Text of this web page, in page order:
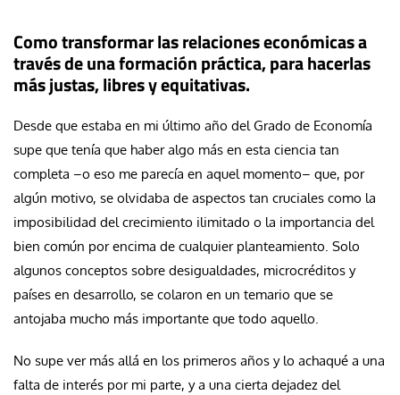
Como transformar las relaciones económicas a
través de una formación práctica, para hacerlas
más justas, libres y equitativas.
Desde que estaba en mi último año del Grado de Economía
supe que tenía que haber algo más en esta ciencia tan
completa –o eso me parecía en aquel momento– que, por
algún motivo, se olvidaba de aspectos tan cruciales como la
imposibilidad del crecimiento ilimitado o la importancia del
bien común por encima de cualquier planteamiento. Solo
algunos conceptos sobre desigualdades, microcréditos y
países en desarrollo, se colaron en un temario que se
antojaba mucho más importante que todo aquello.
No supe ver más allá en los primeros años y lo achaqué a una
falta de interés por mi parte, y a una cierta dejadez del